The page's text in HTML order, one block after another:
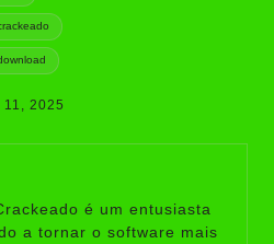
2025
é um entusiasta
a tornar o software mais